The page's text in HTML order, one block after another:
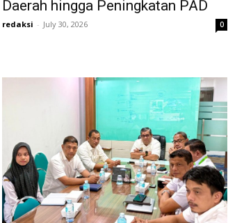
Daerah hingga Peningkatan PAD
redaksi - July 30, 2026 0